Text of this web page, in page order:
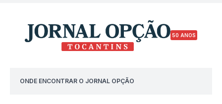
50 ANOS
ONDE ENCONTRAR O JORNAL OPÇÃO